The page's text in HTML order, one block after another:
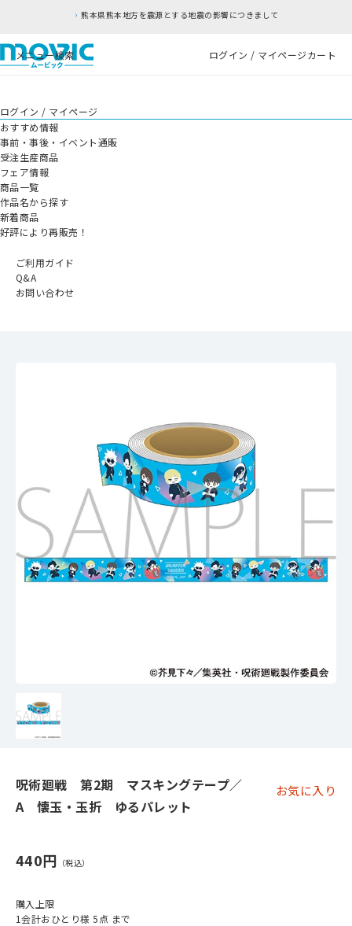
熊本県熊本地方を震源とする地震の影響につきまして
メニュー検索 ログイン / マイページカート
ログイン / マイページ
おすすめ情報
事前・事後・イベント通販
受注生産商品
フェア情報
商品一覧
作品名から探す
新着商品
好評により再販売！
ご利用ガイド
Q&A
お問い合わせ
呪術廻戦 第2期 マスキングテープ／
A 懐玉・玉折 ゆるパレット
お気に入り
440円
購入上限
1会計おひとり様 5点 まで